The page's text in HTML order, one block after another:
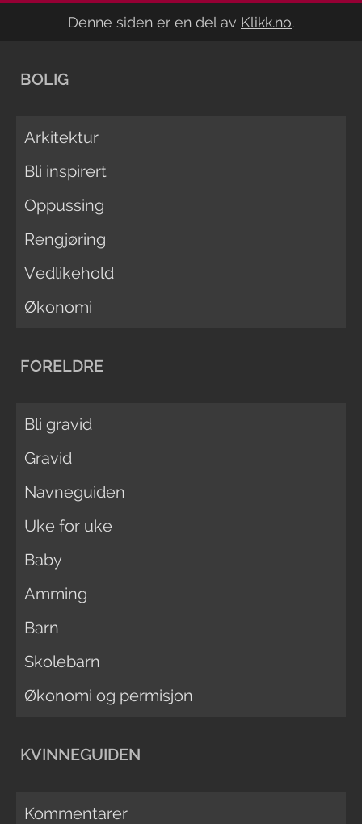
Denne siden er en del av Klikk.no.
BOLIG
Arkitektur
Bli inspirert
Oppussing
Rengjøring
Vedlikehold
Økonomi
FORELDRE
Bli gravid
Gravid
Navneguiden
Uke for uke
Baby
Amming
Barn
Skolebarn
Økonomi og permisjon
KVINNEGUIDEN
Kommentarer